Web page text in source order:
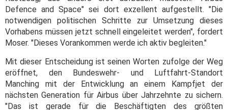
Defence and Space" sei dort exzellent aufgestellt. "Die
notwendigen politischen Schritte zur Umsetzung dieses
Vorhabens müssen jetzt schnell eingeleitet werden", fordert
Moser. "Dieses Vorankommen werde ich aktiv begleiten."
Mit dieser Entscheidung ist seinen Worten zufolge der Weg
eröffnet, den Bundeswehr- und Luftfahrt-Standort
Manching mit der Entwicklung an einem Kampfjet der
nächsten Generation für Airbus über Jahrzehnte zu sichern.
"Das ist gerade für die Beschäftigten des größten